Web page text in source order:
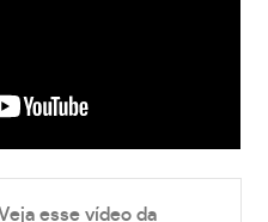
esse vídeo da